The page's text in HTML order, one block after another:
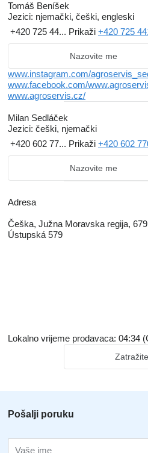
Tomáš Beníšek
Jezici: njemački, češki, engleski
+420 725 44... Prikaži +420 725
Nazovite me
www.instagram.com/
www.facebook.com/
www.agroservis.cz/
Milan Sedláček
Jezici: češki, njemački
+420 602 77... Prikaži +420 602
Nazovite me
Adresa
Češka, Južna Moravska regija,
Ústupská 579
Lokalno vrijeme prodavaca: 04:34
Pošalji poruku